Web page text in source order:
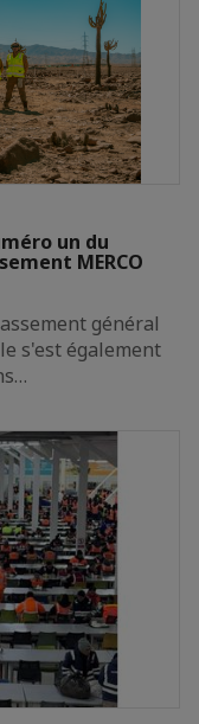
un du
MERCO
général
s'est également